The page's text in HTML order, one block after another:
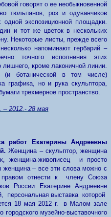
говорят о ее необыкновенной
тюльпанов, роз и одуванчиков
экспозиционной площадки.
и тот же цветок в нескольких
Некоторые листы, прежде всего
напоминают гербарий –
точного исполнения этих
лишнего, кроме лаконичной линии.
(и ботанической в том числе)
графика, но и рука скульптора,
трехмерное пространство.
– 2012.- 28 мая
работ Екатерины Андреевны
Женщина – скульптор, женщина
женщина-живописец и просто
женщина – все эти слова можно с
отнести к члену Союза
России Екатерине Андреевне
персональная выставка которой
18 мая 2012 г. в Малом зале
городского музейно-выставочного